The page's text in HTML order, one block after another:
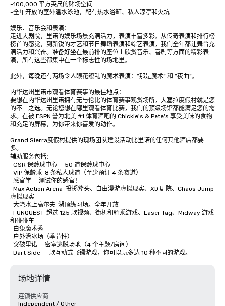
-100,000 平方英尺的赌场空间
-全年开放的室外温水泳池，配有热水浴缸、私人凉亭和火坑
娱乐、音乐会和表演：
走进大剧院，里诺的娱乐场景充满活力，表演丰富多彩。从传奇表演和排行榜
榜首的感觉，到新锐的才艺和节日舞蹈表演和综艺表演，我们全年都让舞台充
满活力和兴奋。准备好坐在最前排的座位上欣赏音乐、喜剧等方面的精彩表
演，所有这些都集中在一个标志性的场地里。
此外，每晚还有两场令人眼花缭乱的魔术表演：“那是魔术” 和 “夜曲”。
内华达州里诺市观看体育赛事的最佳地点：
要想在内华达州里诺拥有无与伦比的体育赛事观赏场所，大塞拉度假村就是您
的不二之选。无论您想在哪里观看体育比赛，我们的顶级场馆都能满足您的需
求。在被 ESPN 誉为北美 #1 体育酒吧的 Chickie's & Pete's 享受美味的食物
和充足的屏幕，为你带来你喜爱的动作。
Grand Sierra度假村提供的现场团队建设活动比里诺的任何其他酒店都要
多。
辅助服务包括：
-GSR 保龄球中心 — 50 道保龄球中心
-VIP 保龄球-8 条私人球道（至少预订 4 条赛道）
-感官学 — 测试你的感官！
-Max Action Arena-投掷斧头、自由漫游虚拟现实、XD 剧院、Chaos Jump
虚拟现实
-大湾水上高尔夫-湖顶练习场。全年开放
-FUNQUEST-超过 125 款视频、街机和骑乘游戏、Laser Tag、Midway 游戏
和碰碰车
-白兔魔术秀
-户外滑冰场（季节性）
-突破里诺 — 密室逃脱场地（4 个主题/房间）
-Dart Side-一款互动式飞镖游戏，你可以玩多达 10 种不同的游戏。
场地详情
连锁供应商
Independent / Other